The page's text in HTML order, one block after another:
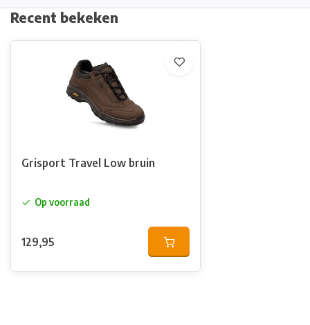
Recent bekeken
Grisport Travel Low bruin
Op voorraad
129,95